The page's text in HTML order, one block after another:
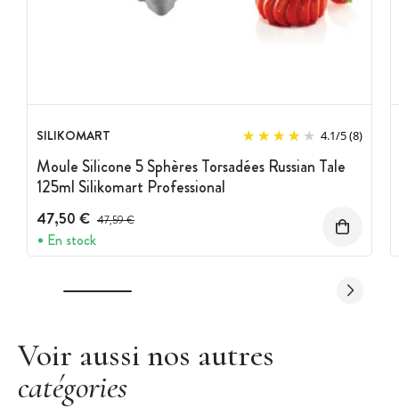
Kit composé d'un Moule Silicone + Support Plastique
SILIKOMART 4.1/5(8)
Moule Silicone 5 Sphères Torsadées Russian Tale
125ml Silikomart Professional
47,50 € Prix avant réduction :
47,59 €
En stock
Voir aussi nos autres
catégories